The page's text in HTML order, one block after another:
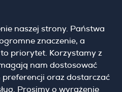
Krakow
12 426 51 26
naszej strony. Państwa
znaczenie, a
priorytet. Korzystamy z
nam dostosować
oraz dostarczać
Prosimy o wyrażenie